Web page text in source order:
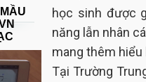
học sinh được
năng lẫn nhân
mang thêm hiểu
Tại Trường